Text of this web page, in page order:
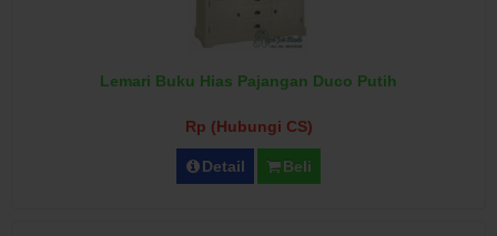
Lemari Buku Hias Pajangan Duco Putih
Rp (Hubungi CS)
Detail Beli